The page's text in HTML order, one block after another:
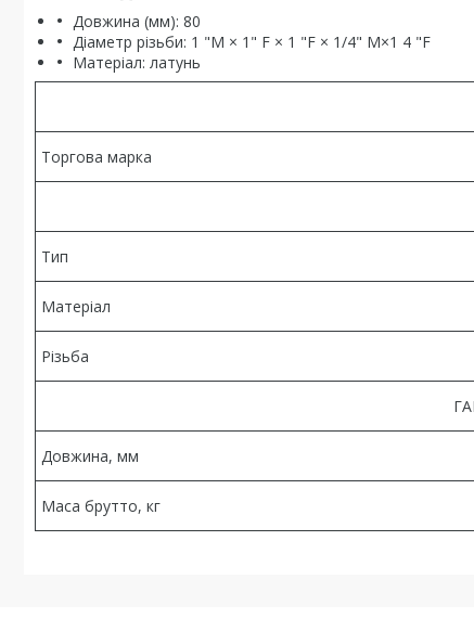
Довжина (мм): 80
Діаметр різьби: 1 "М × 1" F × 1 "F × 1/4" M×1 4 "F
Матеріал: латунь
Торгова марка
Тип
Матеріал
Різьба
Довжина, мм
Маса брутто, кг